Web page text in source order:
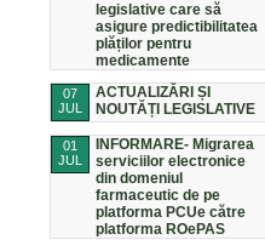
legislative care să
asigure predictibilitatea
plăților pentru
medicamente
07
JUL
ACTUALIZĂRI ȘI
NOUTĂȚI LEGISLATIVE
01
JUL
INFORMARE- Migrarea
serviciilor electronice
din domeniul
farmaceutic de pe
platforma PCUe către
platforma ROePAS